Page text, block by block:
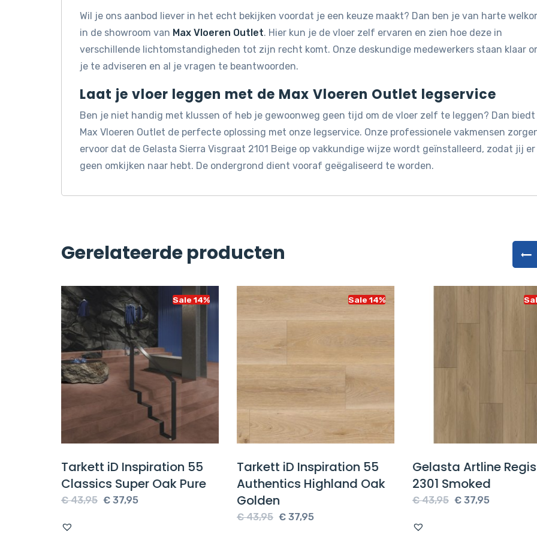
Wil je ons aanbod liever in het echt bekijken voordat je een keuze maakt? Dan ben je van harte
in de showroom van Max Vloeren Outlet. Hier kun je de vloer zelf ervaren en zien hoe deze in
verschillende lichtomstandigheden tot zijn recht komt. Onze deskundige medewerkers staan klaar
je te adviseren en al je vragen te beantwoorden.
Laat je vloer leggen met de Max Vloeren Outlet legservice
Ben je niet handig met klussen of heb je gewoonweg geen tijd om de vloer zelf te leggen? Dan biedt
Max Vloeren Outlet de perfecte oplossing met onze legservice. Onze professionele vakmensen
ervoor dat de Gelasta Sierra Visgraat 2101 Beige op vakkundige wijze wordt geïnstalleerd, zodat jij er
geen omkijken naar hebt. De ondergrond dient vooraf geëgaliseerd te worden.
Gerelateerde producten
Sale 14%
Tarkett iD Inspiration 55
Classics Super Oak Pure
€43,95 Oorspronkelijke
€ 37,95Huidige
Sale 14%
Tarkett iD Inspiration 55
Authentics Highland Oak
Golden
€43,95 Oorspronkelijke
€ 37,95Huidige
Gelasta Artline
2301 Smoked
€43,95 Oorspronkelijke
€ 37,95Huidige